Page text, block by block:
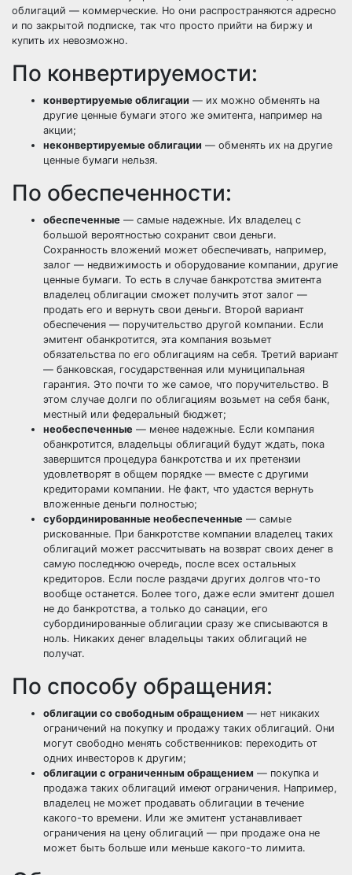
облигаций — коммерческие. Но они распространяются адресно
и по закрытой подписке, так что просто прийти на биржу и
купить их невозможно.
По конвертируемости:
конвертируемые облигации — их можно обменять на
другие ценные бумаги этого же эмитента, например на
акции;
неконвертируемые облигации — обменять их на другие
ценные бумаги нельзя.
По обеспеченности:
обеспеченные — самые надежные. Их владелец с
большой вероятностью сохранит свои деньги.
Сохранность вложений может обеспечивать, например,
залог — недвижимость и оборудование компании, другие
ценные бумаги. То есть в случае банкротства эмитента
владелец облигации сможет получить этот залог —
продать его и вернуть свои деньги. Второй вариант
обеспечения — поручительство другой компании. Если
эмитент обанкротится, эта компания возьмет
обязательства по его облигациям на себя. Третий вариант
— банковская, государственная или муниципальная
гарантия. Это почти то же самое, что поручительство. В
этом случае долги по облигациям возьмет на себя банк,
местный или федеральный бюджет;
необеспеченные — менее надежные. Если компания
обанкротится, владельцы облигаций будут ждать, пока
завершится процедура банкротства и их претензии
удовлетворят в общем порядке — вместе с другими
кредиторами компании. Не факт, что удастся вернуть
вложенные деньги полностью;
субординированные необеспеченные — самые
рискованные. При банкротстве компании владелец таких
облигаций может рассчитывать на возврат своих денег в
самую последнюю очередь, после всех остальных
кредиторов. Если после раздачи других долгов что-то
вообще останется. Более того, даже если эмитент дошел
не до банкротства, а только до санации, его
субординированные облигации сразу же списываются в
ноль. Никаких денег владельцы таких облигаций не
получат.
По способу обращения:
облигации со свободным обращением — нет никаких
ограничений на покупку и продажу таких облигаций. Они
могут свободно менять собственников: переходить от
одних инвесторов к другим;
облигации с ограниченным обращением — покупка и
продажа таких облигаций имеют ограничения. Например,
владелец не может продавать облигации в течение
какого-то времени. Или же эмитент устанавливает
ограничения на цену облигаций — при продаже она не
может быть больше или меньше какого-то лимита.